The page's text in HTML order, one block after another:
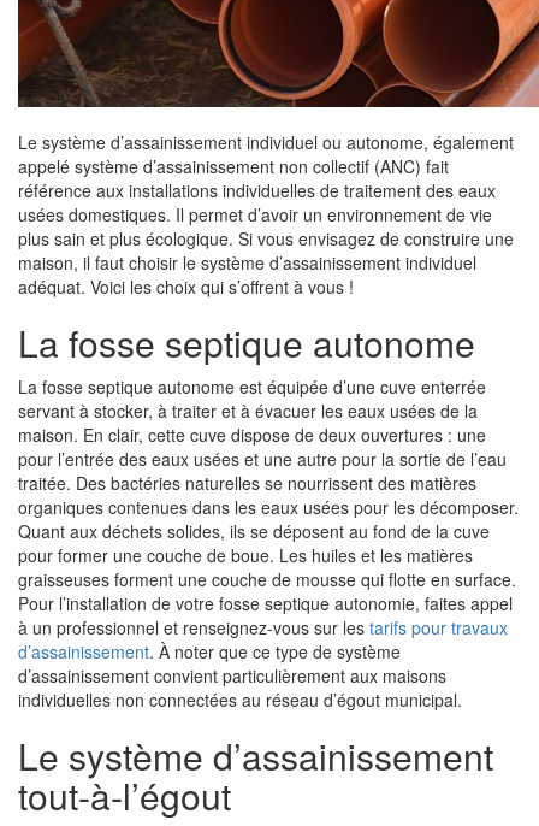
Le système d’assainissement individuel ou autonome, également
appelé système d’assainissement non collectif (ANC) fait
référence aux installations individuelles de traitement des eaux
usées domestiques. Il permet d’avoir un environnement de vie
plus sain et plus écologique. Si vous envisagez de construire une
maison, il faut choisir le système d’assainissement individuel
adéquat. Voici les choix qui s’offrent à vous !
La fosse septique autonome
La fosse septique autonome est équipée d’une cuve enterrée
servant à stocker, à traiter et à évacuer les eaux usées de la
maison. En clair, cette cuve dispose de deux ouvertures : une
pour l’entrée des eaux usées et une autre pour la sortie de l’eau
traitée. Des bactéries naturelles se nourrissent des matières
organiques contenues dans les eaux usées pour les décomposer.
Quant aux déchets solides, ils se déposent au fond de la cuve
pour former une couche de boue. Les huiles et les matières
graisseuses forment une couche de mousse qui flotte en surface.
Pour l’installation de votre fosse septique autonomie, faites appel
à un professionnel et renseignez-vous sur les tarifs pour travaux
d’assainissement. À noter que ce type de système
d’assainissement convient particulièrement aux maisons
individuelles non connectées au réseau d’égout municipal.
Le système d’assainissement
tout-à-l’égout